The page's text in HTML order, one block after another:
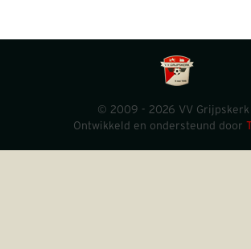
© 2009 - 2026 VV Grijpskerk
Ontwikkeld en ondersteund door